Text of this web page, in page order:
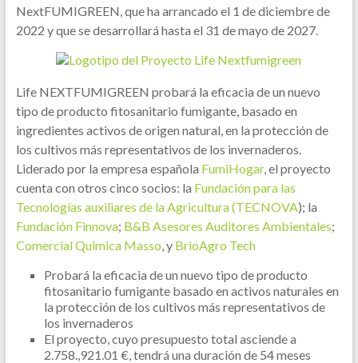
NextFUMIGREEN, que ha arrancado el 1 de diciembre de
2022 y que se desarrollará hasta el 31 de mayo de 2027.
Life NEXTFUMIGREEN probará la eficacia de un nuevo
tipo de producto fitosanitario fumigante, basado en
ingredientes activos de origen natural, en la protección de
los cultivos más representativos de los invernaderos.
Liderado por la empresa española FumiHogar, el proyecto
cuenta con otros cinco socios: la Fundación para las
Tecnologías auxiliares de la Agricultura (TECNOVA); la
Fundación Finnova; B&B Asesores Auditores Ambientales;
Comercial Quimica Masso , yBrioAgro Tech
Probará la eficacia de un nuevo tipo de producto
fitosanitario fumigante basado en activos naturales en
la protección de los cultivos más representativos de
los invernaderos
El proyecto, cuyo presupuesto total asciende a
2.758.,921.01 €, tendrá una duración de 54 meses